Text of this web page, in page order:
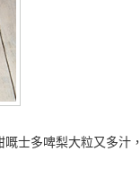
士多啤梨大粒又多汁，